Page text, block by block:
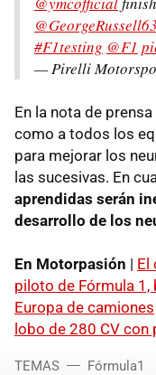
@GeorgeRussell63
#F1testing @F1
— Pirelli
En la nota de
como a todos los
para mejorar los
las sucesivas. En
aprendidas serán
desarrollo de los
En Motorpasión | El
piloto de Fórmula 1,
Europa de camiones
lobo de 280 CV
TEMAS Fórmula1